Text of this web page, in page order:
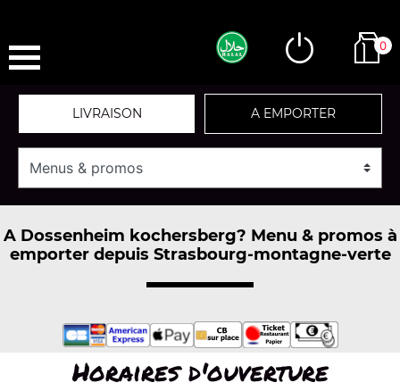
0
LIVRAISON A EMPORTER
A Dossenheim kochersberg? Menu & promos à
emporter depuis Strasbourg-montagne-verte
Horaires d'ouverture